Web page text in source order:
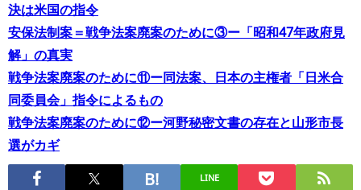
決は米国の指令
安保法制案＝戦争法案廃案のために③ー「昭和47年政府見
解」の真実
戦争法案廃案のために⑪ー同法案、日本の主権者「日米合
同委員会」指令によるもの
戦争法案廃案のために⑫ー河野秘密文書の存在と山形市長
選がカギ
LINE